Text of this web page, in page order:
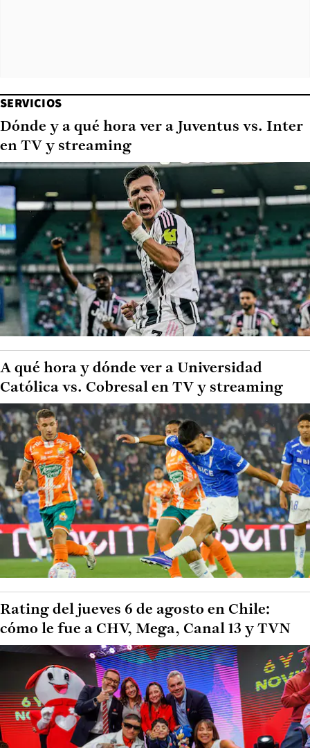
SERVICIOS
Dónde y a qué hora ver a Juventus vs. Inter
en TV y streaming
A qué hora y dónde ver a Universidad
Católica vs. Cobresal en TV y streaming
Rating del jueves 6 de agosto en Chile:
cómo le fue a CHV, Mega, Canal 13 y TVN